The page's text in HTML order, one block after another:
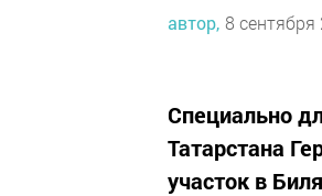
автор, 8 сентября
Специально
Татарстана
участок в